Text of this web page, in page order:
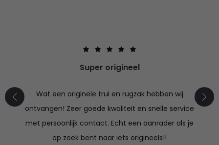
Super origineel
Wat een originele trui en rugzak hebben wij
ontvangen! Zeer goede kwaliteit en snelle service
met persoonlijk contact. Echt een aanrader als je
op zoek bent naar iets origineels!!